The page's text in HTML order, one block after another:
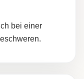
bei einer